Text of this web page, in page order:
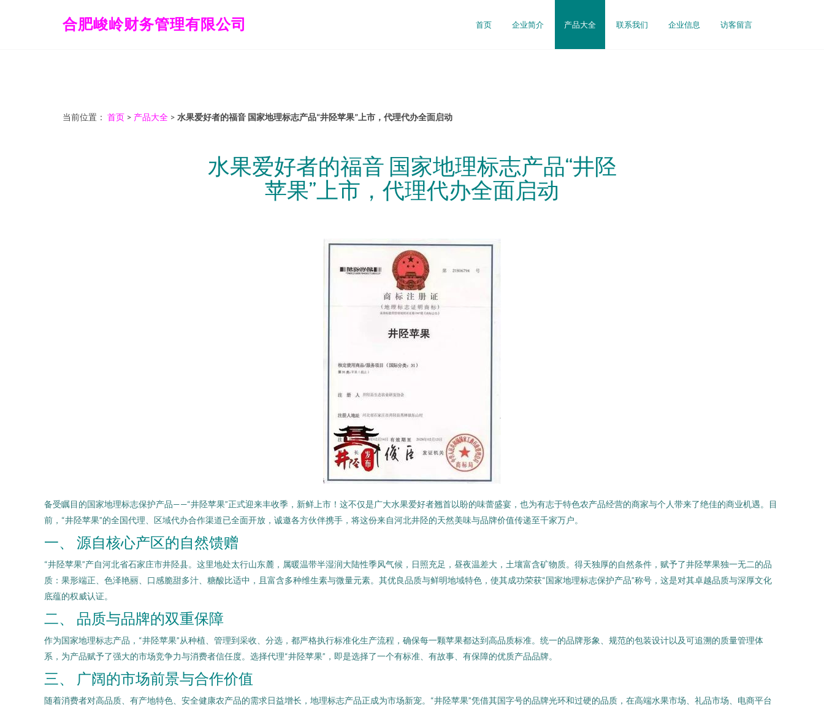
合肥峻岭财务管理有限公司 首页 企业简介 产品大全 联系我们 企业信息 访客留言
当前位置： 首页 > 产品大全 > 水果爱好者的福音 国家地理标志产品“井陉苹果”上市，代理代办全面启动
水果爱好者的福音 国家地理标志产品“井陉
苹果”上市，代理代办全面启动
备受瞩目的国家地理标志保护产品——“井陉苹果”正式迎来丰收季，新鲜上市！这不仅是广大水果爱好者翘首以盼的味蕾盛宴，也为有志于特色农产品经营的商家与个人带来了绝佳的商业机遇。目
前，“井陉苹果”的全国代理、区域代办合作渠道已全面开放，诚邀各方伙伴携手，将这份来自河北井陉的天然美味与品牌价值传递至千家万户。
一、 源自核心产区的自然馈赠
“井陉苹果”产自河北省石家庄市井陉县。这里地处太行山东麓，属暖温带半湿润大陆性季风气候，日照充足，昼夜温差大，土壤富含矿物质。得天独厚的自然条件，赋予了井陉苹果独一无二的品
质：果形端正、色泽艳丽、口感脆甜多汁、糖酸比适中，且富含多种维生素与微量元素。其优良品质与鲜明地域特色，使其成功荣获“国家地理标志保护产品”称号，这是对其卓越品质与深厚文化
底蕴的权威认证。
二、 品质与品牌的双重保障
作为国家地理标志产品，“井陉苹果”从种植、管理到采收、分选，都严格执行标准化生产流程，确保每一颗苹果都达到高品质标准。统一的品牌形象、规范的包装设计以及可追溯的质量管理体
系，为产品赋予了强大的市场竞争力与消费者信任度。选择代理“井陉苹果”，即是选择了一个有标准、有故事、有保障的优质产品品牌。
三、 广阔的市场前景与合作价值
随着消费者对高品质、有产地特色、安全健康农产品的需求日益增长，地理标志产品正成为市场新宠。“井陉苹果”凭借其国字号的品牌光环和过硬的品质，在高端水果市场、礼品市场、电商平台